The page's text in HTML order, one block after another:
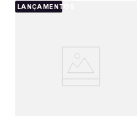
LANÇAMENTOS